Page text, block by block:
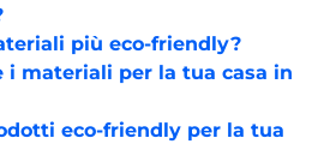
più eco-friendly?
i materiali per la tua casa in
eco-friendly per la tua